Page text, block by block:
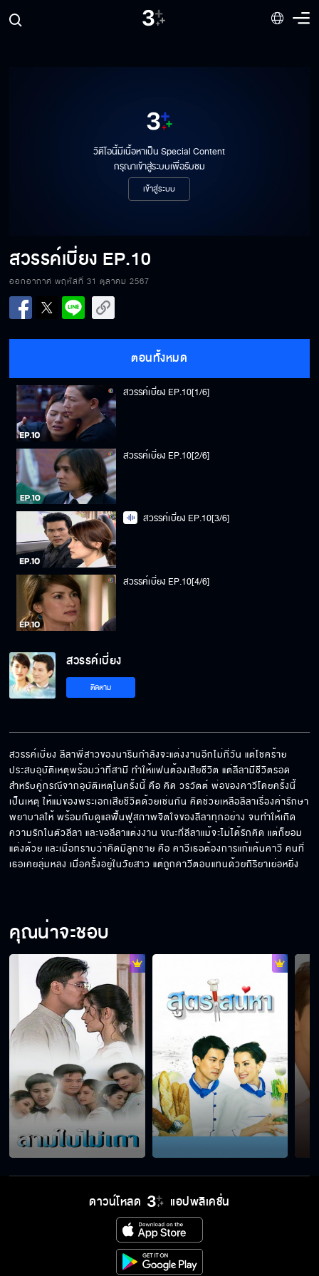
วิดีโอนี้มีเนื้อหาเป็น Special Content
กรุณาเข้าสู่ระบบเพื่อรับชม
เข้าสู่ระบบ
สวรรค์เบี่ยง EP.10
ออกอากาศ พฤหัสที่ 31 ตุลาคม 2567
ตอนทั้งหมด
สวรรค์เบี่ยง EP.10[1/6]
สวรรค์เบี่ยง EP.10[2/6]
สวรรค์เบี่ยง EP.10[3/6]
สวรรค์เบี่ยง EP.10[4/6]
สวรรค์เบี่ยง
ติดตาม
สวรรค์เบี่ยง ลีลาพี่สาวของนารินกำลังจะแต่งงานอีกไม่กี่วัน แต่โชคร้าย
ประสบอุบัติเหตุพร้อมว่าที่สามี ทำให้แฟนต้องเสียชีวิต แต่ลีลามีชีวิตรอด
สำหรับคู่กรณีจากอุบัติเหตุในครั้งนี้ คือ คิด วรวัตต์ พ่อของคาวีโดยครั้งนี้
เป็นเหตุ ให้แม่ของพระเอกเสียชีวิตด้วยเช่นกัน คิดช่วยเหลือลีลาเรื่องค่ารักษา
พยาบาลให้ พร้อมกับดูแลฟื้นฟูสภาพจิตใจของลีลาทุกอย่าง จนทำให้เกิด
ความรักในตัวลีลา และขอลีลาแต่งงาน ขณะที่ลีลาแม้จะไม่ได้รักคิด แต่ก็ยอม
แต่งด้วย และเมื่อทราบว่าคิดมีลูกชาย คือ คาวีเธอต้องการแก้แค้นคาวี คนที่
เธอเคยลุ่มหลง เมื่อครั้งอยู่ในวัยสาว แต่ถูกคาวีตอบแทนด้วยกิริยาเย่อหยิ่ง
คุณน่าจะชอบ
ดาวน์โหลด แอปพลิเคชั่น